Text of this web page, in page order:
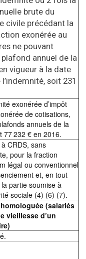
brute du
civile précédant la
exonérée au
ne pouvant
annuel de la
vigueur à la date
soit 231
exonérée d’impôt
de cotisations,
annuels de la
77 232 € en 2016.
CRDS, sans
pour la fraction
légal ou conventionnel
et, en tout
partie soumise à
sociale (4) (6) (7).
(salariés
vieillesse d’un